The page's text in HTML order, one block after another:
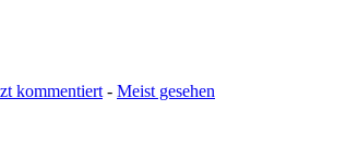
kommentiert - Meist gesehen